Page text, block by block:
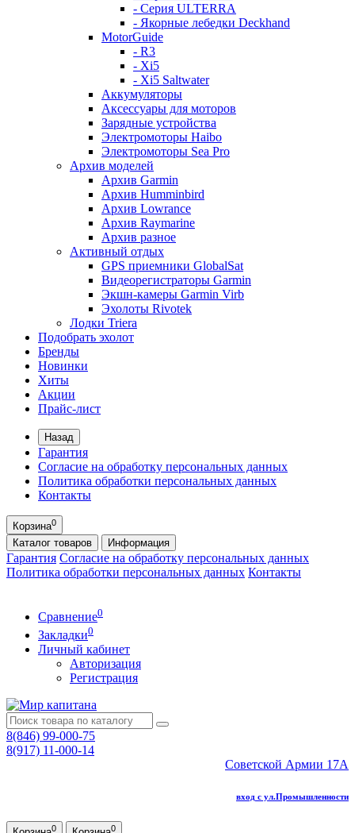
- Серия ULTERRA
- Якорные лебедки Deckhand
MotorGuide
- R3
- Xi5
- Xi5 Saltwater
Аккумуляторы
Аксессуары для моторов
Зарядные устройства
Электромоторы Haibo
Электромоторы Sea Pro
Архив моделей
Архив Garmin
Архив Humminbird
Архив Lowrance
Архив Raymarine
Архив разное
Активный отдых
GPS приемники GlobalSat
Видеорегистраторы Garmin
Экшн-камеры Garmin Virb
Эхолоты Rivotek
Лодки Triera
Подобрать эхолот
Бренды
Новинки
Хиты
Акции
Прайс-лист
Назад
Гарантия
Согласие на обработку персональных данных
Политика обработки персональных данных
Контакты
Корзина0
Каталог товаров Информация
Гарантия Согласие на обработку персональных данных
Политика обработки персональных данных Контакты
Сравнение0
Закладки0
Личный кабинет
Авторизация
Регистрация
8(846) 99-000-75
8(917) 11-000-14
Советской Армии 17А
вход с ул.Промышленности
0 0